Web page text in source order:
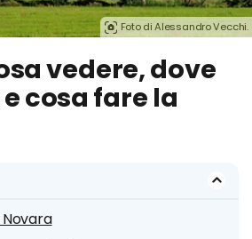
Foto di Alessandro Vecchi.
vedere, dove
cosa fare la